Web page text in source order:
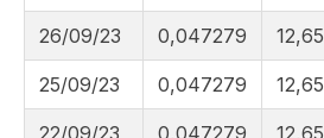
26/09/23 0,047279 12,65
25/09/23 0,047279 12,65
22/09/23 0,047279 12,65